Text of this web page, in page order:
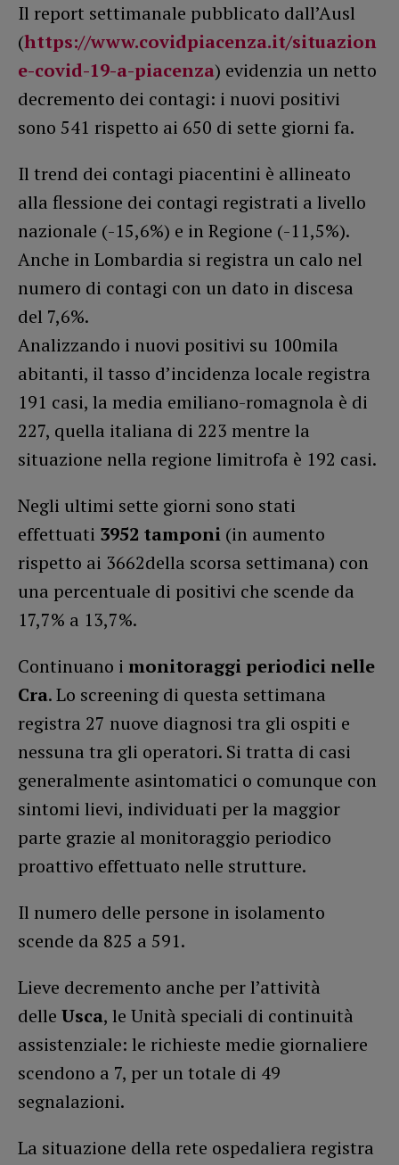
Il report settimanale pubblicato dall’Ausl
(https://www.covidpiacenza.it/situazion
e-covid-19-a-piacenza) evidenzia un netto
decremento dei contagi: i nuovi positivi
sono 541 rispetto ai 650 di sette giorni fa.
Il trend dei contagi piacentini è allineato
alla flessione dei contagi registrati a livello
nazionale (-15,6%) e in Regione (-11,5%).
Anche in Lombardia si registra un calo nel
numero di contagi con un dato in discesa
del 7,6%.
Analizzando i nuovi positivi su 100mila
abitanti, il tasso d’incidenza locale registra
191 casi, la media emiliano-romagnola è di
227, quella italiana di 223 mentre la
situazione nella regione limitrofa è 192 casi.
Negli ultimi sette giorni sono stati
effettuati 3952 tamponi (in aumento
rispetto ai 3662della scorsa settimana) con
una percentuale di positivi che scende da
17,7% a 13,7%.
Continuano i monitoraggi periodici nelle
Cra. Lo screening di questa settimana
registra 27 nuove diagnosi tra gli ospiti e
nessuna tra gli operatori. Si tratta di casi
generalmente asintomatici o comunque con
sintomi lievi, individuati per la maggior
parte grazie al monitoraggio periodico
proattivo effettuato nelle strutture.
Il numero delle persone in isolamento
scende da 825 a 591.
Lieve decremento anche per l’attività
delle Usca, le Unità speciali di continuità
assistenziale: le richieste medie giornaliere
scendono a 7, per un totale di 49
segnalazioni.
La situazione della rete ospedaliera registra